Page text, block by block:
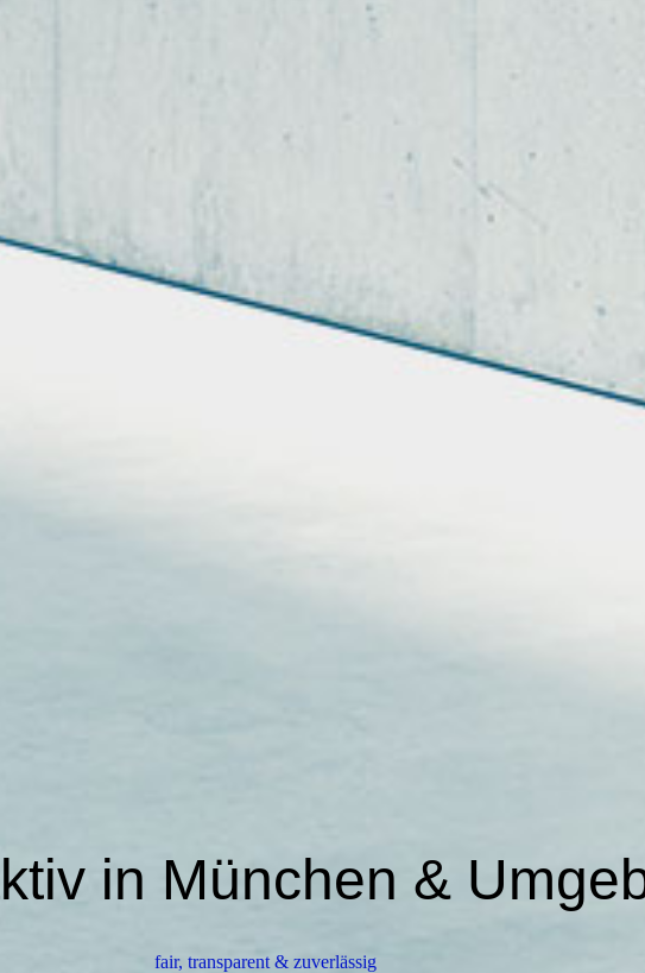
in München &
fair, transparent & zuverlässig